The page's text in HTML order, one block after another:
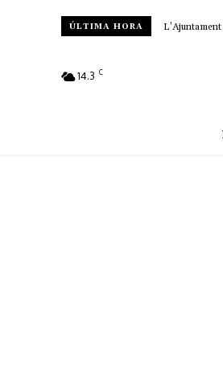
ÚLTIMA HORA
14.3 C